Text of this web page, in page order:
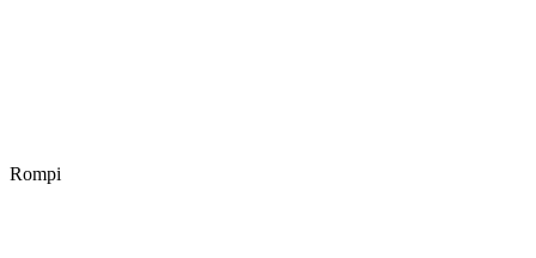
Rompi